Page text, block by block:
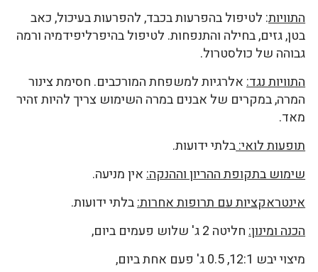
התוויות: לטיפול בהפרעות בכבד, להפרעות בעיכול, כאב
בטן, גזים, בחילה והתנפחות. לטיפול בהיפרליפידמיה ורמה
גבוהה של כולסטרול.
התוויות נגד:אלרגיות למשפחת המורכבים. חסימת צינור
המרה, במקרים של אבנים במרה השימוש צריך להיות זהיר
מאד.
תופעות לואי:בלתי ידועות.
שימוש בתקופת ההריון וההנקה:אין מניעה.
אינטראקציות עם תרופות אחרות:בלתי ידועות.
הכנה ומינון:חליטה 2 ג' שלוש פעמים ביום,
מיצוי יבש 12:1, 0.5 ג' פעם אחת ביום,